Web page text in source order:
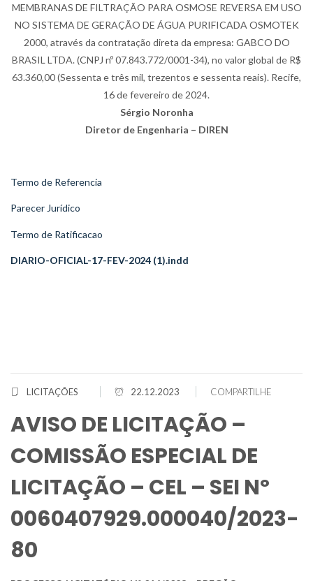
MEMBRANAS DE FILTRAÇÃO PARA OSMOSE REVERSA EM USO
NO SISTEMA DE GERAÇÃO DE ÁGUA PURIFICADA OSMOTEK
2000, através da contratação direta da empresa: GABCO DO
BRASIL LTDA. (CNPJ nº 07.843.772/0001-34), no valor global de R$
63.360,00 (Sessenta e três mil, trezentos e sessenta reais). Recife,
16 de fevereiro de 2024.
Sérgio Noronha
Diretor de Engenharia – DIREN
Termo de Referencia
Parecer Jurídico
Termo de Ratificacao
DIARIO-OFICIAL-17-FEV-2024 (1).indd
LICITAÇÕES 22.12.2023 COMPARTILHE
AVISO DE LICITAÇÃO –
COMISSÃO ESPECIAL DE
LICITAÇÃO – CEL – SEI Nº
0060407929.000040/2023-
80